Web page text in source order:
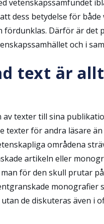
vetenskapssamfundet
dess betydelse för
Därför är det
och i
text är
texter till sina
texter för andra läsare
områdena
artikeln eller
för den skull prutar på
monografier
de diskuteras även i